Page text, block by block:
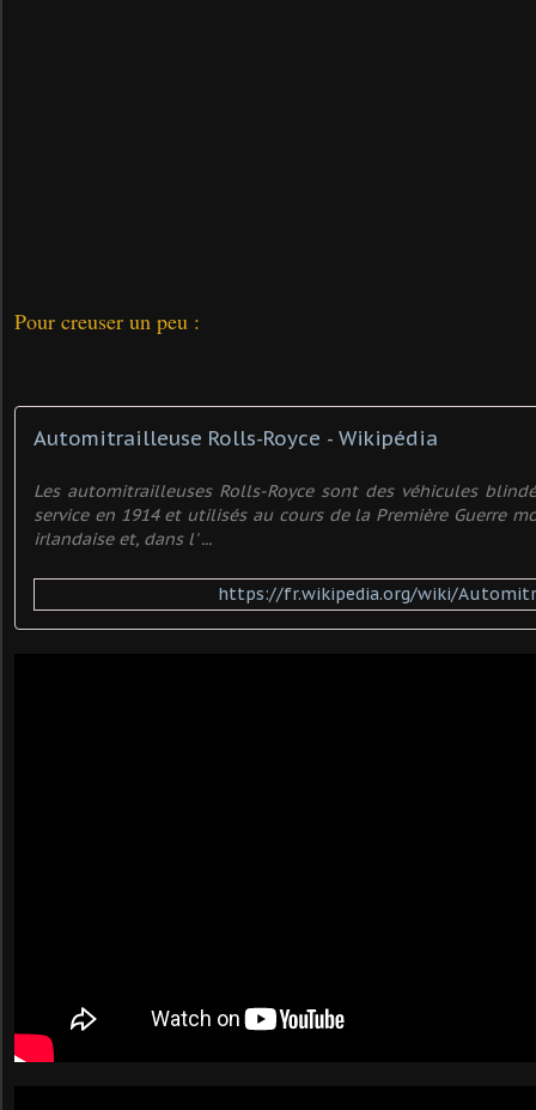
Pour creuser un peu :
Automitrailleuse Rolls-Royce - Wikipédia
Les automitrailleuses Rolls-Royce sont des véhicules
service en 1914 et utilisés au cours de la Première Guerre
irlandaise et, dans l' ...
https://fr.wikipedia.org/wiki/